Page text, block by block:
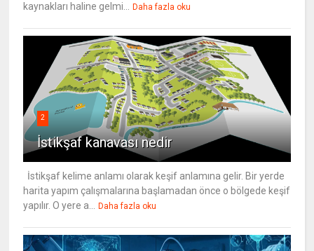
kaynakları haline gelmi... Daha fazla oku
2
İstikşaf kanavası nedir
İstikşaf kelime anlamı olarak keşif anlamına gelir. Bir yerde
harita yapım çalışmalarına başlamadan önce o bölgede keşif
yapılır. O yere a... Daha fazla oku